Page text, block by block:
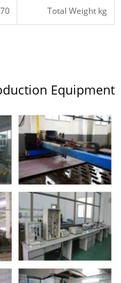
Total Weight kg
Equipment